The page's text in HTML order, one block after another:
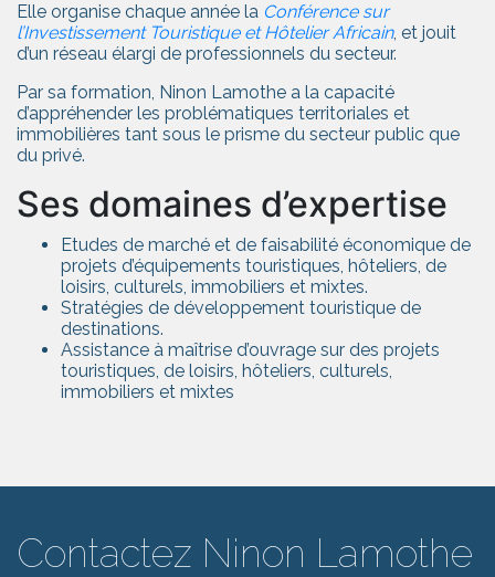
Elle organise chaque année la Conférence sur
l’Investissement Touristique et Hôtelier Africain, et jouit
d’un réseau élargi de professionnels du secteur.
Par sa formation, Ninon Lamothe a la capacité
d’appréhender les problématiques territoriales et
immobilières tant sous le prisme du secteur public que
du privé.
Ses domaines d’expertise
Etudes de marché et de faisabilité économique de
projets d’équipements touristiques, hôteliers, de
loisirs, culturels, immobiliers et mixtes.
Stratégies de développement touristique de
destinations.
Assistance à maîtrise d’ouvrage sur des projets
touristiques, de loisirs, hôteliers, culturels,
immobiliers et mixtes
Contactez Ninon Lamothe